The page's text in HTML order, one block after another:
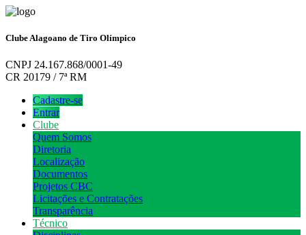
Clube Alagoano de Tiro Olímpico
CNPJ 24.167.868/0001-49
CR 20179 / 7ª RM
Cadastre-se
Entrar
Clube
Quem Somos
Diretoria
Localização
Documentos
Projetos CBC
Licitações e Contratações
Transparência
Técnico